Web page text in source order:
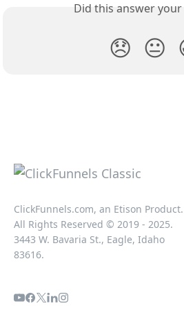
Did this answer
😞 😐
ClickFunnels.com, an Etison Product.
All Rights Reserved © 2019 - 2025.
3443 W. Bavaria St., Eagle, Idaho
83616.